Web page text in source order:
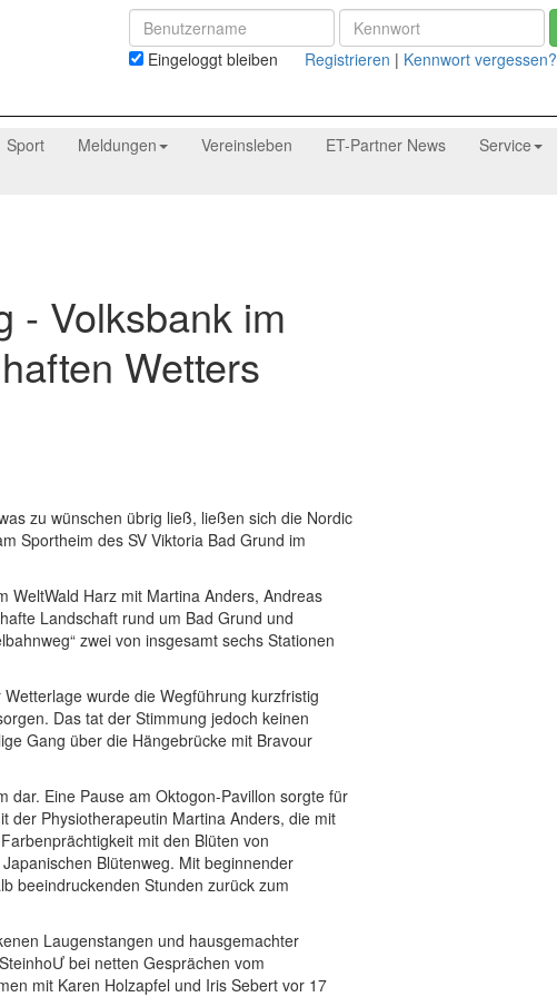
Eingeloggt bleiben Registrieren | Kennwort vergessen?
Sport Meldungen Vereinsleben ET-Partner News Service
- Volksbank im
Wetters
zu wünschen übrig ließ, ließen sich die Nordic
Sportheim des SV Viktoria Bad Grund im
WeltWald Harz mit Martina Anders, Andreas
Landschaft rund um Bad Grund und
zwei von insgesamt sechs Stationen
wurde die Wegführung kurzfristig
Das tat der Stimmung jedoch keinen
Gang über die Hängebrücke mit Bravour
dar. Eine Pause am Oktogon-Pavillon sorgte für
der Physiotherapeutin Martina Anders, die mit
mit den Blüten von
Blütenweg. Mit beginnender
beeindruckenden Stunden zurück zum
Laugenstangen und hausgemachter
bei netten Gesprächen vom
mit Karen Holzapfel und Iris Sebert vor 17